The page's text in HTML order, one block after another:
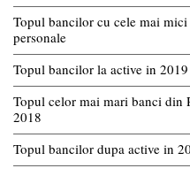
Topul bancilor cu cele mai
personale
Topul bancilor la active in 2019
Topul celor mai mari banci din
2018
Topul bancilor dupa active in